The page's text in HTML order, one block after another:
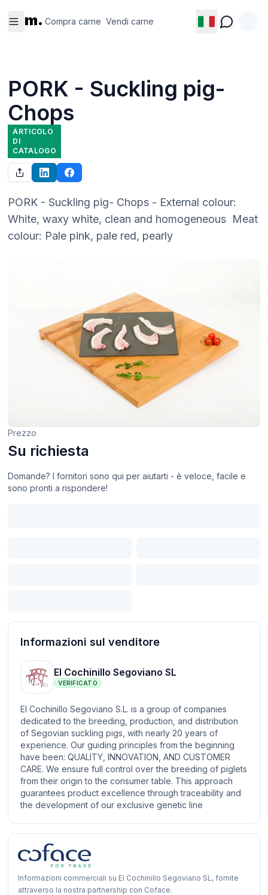
m. Compra carne Vendi carne
carne
carne
PORK - Suckling pig-
Chops
ARTICOLO
DI
CATALOGO
PORK - Suckling pig- Chops - External colour:
White, waxy white, clean and homogeneous  Meat
colour: Pale pink, pale red, pearly
Prezzo
Su richiesta
Domande? I fornitori sono qui per aiutarti - è veloce, facile e
sono pronti a rispondere!
Informazioni sul venditore
El Cochinillo Segoviano SL
VERIFICATO
El Cochinillo Segoviano S.L. is a group of companies
dedicated to the breeding, production, and distribution
of Segovian suckling pigs, with nearly 20 years of
experience. Our guiding principles from the beginning
have been: QUALITY, INNOVATION, AND CUSTOMER
CARE. We ensure full control over the breeding of piglets
from their origin to the consumer table. This approach
guarantees product excellence through traceability and
the development of our exclusive genetic line
Informazioni commerciali su El Cochinillo Segoviano SL, fornite
attraverso la nostra partnership con Coface.